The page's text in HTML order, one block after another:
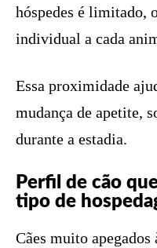
hóspedes é limitado,
individual a cada
Essa proximidade
mudança de apetite,
durante a estadia.
Perfil de cão
tipo de
Cães muito